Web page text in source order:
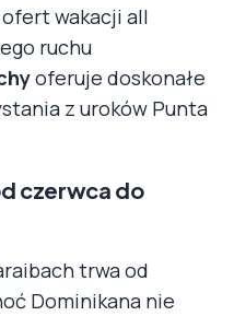
wakacji all
ruchu
oferuje doskonałe
z uroków Punta
czerwca do
trwa od
Dominikana nie